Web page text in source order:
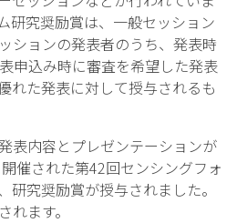
研究奨励賞は、一般セッション
ションの発表者のうち、発表時
申込み時に審査を希望した発表
れた発表に対して授与されるも
表内容とプレゼンテーションが
催された第42回センシングフォ
研究奨励賞が授与されました。
ます。